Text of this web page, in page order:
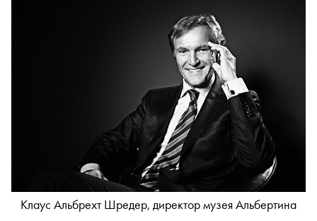
Клаус Альбрехт Шредер, директор музея Альбертина